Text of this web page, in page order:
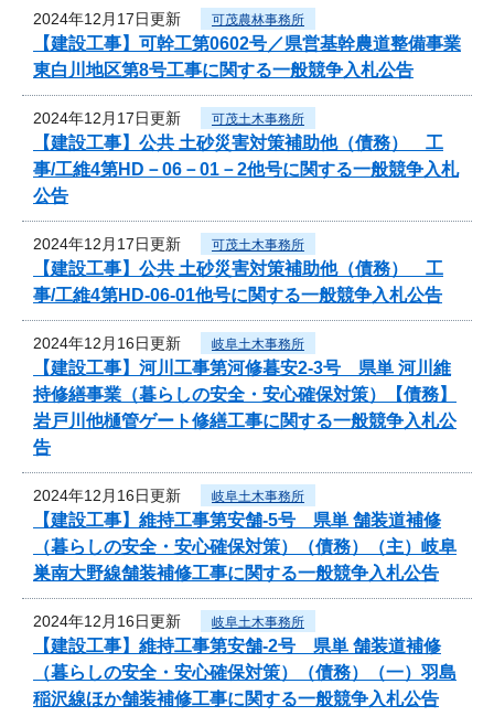
2024年12月17日更新 可茂農林事務所
【建設工事】可幹工第0602号／県営基幹農道整備事業
東白川地区第8号工事に関する一般競争入札公告
2024年12月17日更新 可茂土木事務所
【建設工事】公共 土砂災害対策補助他（債務） 工
事/工維4第HD－06－01－2他号に関する一般競争入札
公告
2024年12月17日更新 可茂土木事務所
【建設工事】公共 土砂災害対策補助他（債務） 工
事/工維4第HD-06-01他号に関する一般競争入札公告
2024年12月16日更新 岐阜土木事務所
【建設工事】河川工事第河修暮安2-3号 県単 河川維
持修繕事業（暮らしの安全・安心確保対策）【債務】
岩戸川他樋管ゲート修繕工事に関する一般競争入札公
告
2024年12月16日更新 岐阜土木事務所
【建設工事】維持工事第安舗-5号 県単 舗装道補修
（暮らしの安全・安心確保対策）（債務）（主）岐阜
巣南大野線舗装補修工事に関する一般競争入札公告
2024年12月16日更新 岐阜土木事務所
【建設工事】維持工事第安舗-2号 県単 舗装道補修
（暮らしの安全・安心確保対策）（債務）（一）羽島
稲沢線ほか舗装補修工事に関する一般競争入札公告